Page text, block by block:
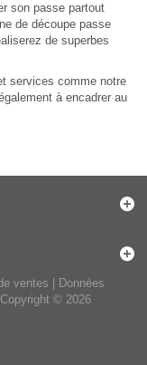
son passe partout
de découpe passe
de superbes
services comme notre
à encadrer au
ventes
Données
© 2026